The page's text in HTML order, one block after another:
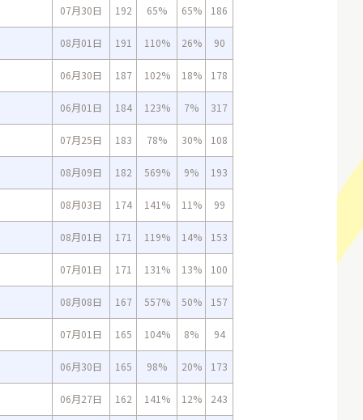
07月30日 192 65% 65% 186
08月01日 191 110% 26% 90
06月30日 187 102% 18% 178
06月01日 184 123% 7% 317
07月25日 183 78% 30% 108
08月09日 182 569% 9% 193
08月03日 174 141% 11% 99
08月01日 171 119% 14% 153
07月01日 171 131% 13% 100
08月08日 167 557% 50% 157
07月01日 165 104% 8% 94
06月30日 165 98% 20% 173
06月27日 162 141% 12% 243